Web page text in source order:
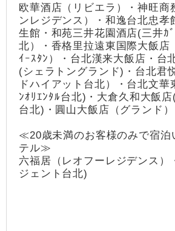
欧華酒店（リビエラ）・神旺商
ンレジデンス）・和逸台北忠孝
生館・和苑三井花園酒店(三井ｶ
北）・香格里拉遠東国際大飯店
ｲｰｽﾀﾝ）・台北漢来大飯店・台
(シェラトングランド)・台北
ドハイアット台北）・台北文華
ﾝｵﾘｴﾝﾀﾙ台北)・大倉久和大飯店
台北)・圓山大飯店（グランド）
≪20歳未満のお客様のみで宿泊
テル≫
六福居（レオフーレジデンス）
ジェント台北)